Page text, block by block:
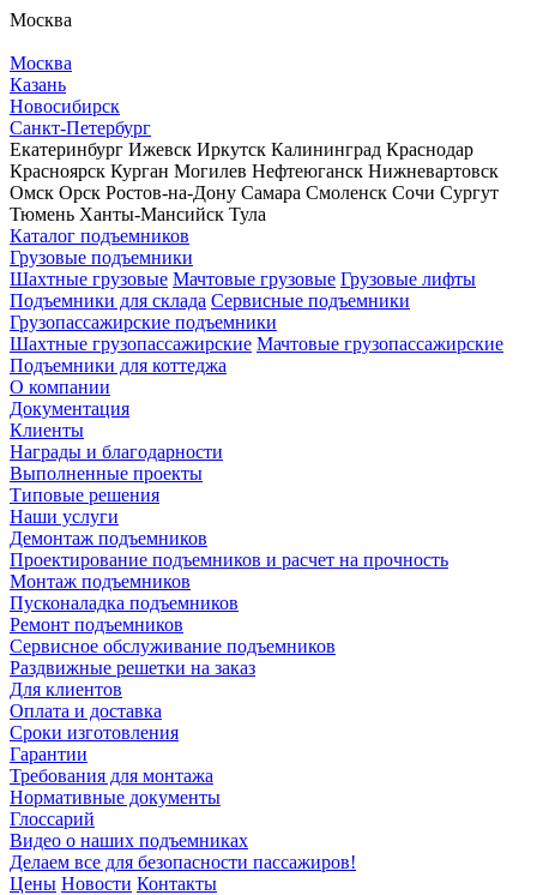
Москва
Москва
Казань
Новосибирск
Санкт-Петербург
Екатеринбург Ижевск Иркутск Калининград Краснодар
Красноярск Курган Могилев Нефтеюганск Нижневартовск
Омск Орск Ростов-на-Дону Самара Смоленск Сочи Сургут
Тюмень Ханты-Мансийск Тула
Каталог подъемников
Грузовые подъемники
Шахтные грузовые Мачтовые грузовые Грузовые лифты
Подъемники для склада Сервисные подъемники
Грузопассажирские подъемники
Шахтные грузопассажирские Мачтовые грузопассажирские
Подъемники для коттеджа
О компании
Документация
Клиенты
Награды и благодарности
Выполненные проекты
Типовые решения
Наши услуги
Демонтаж подъемников
Проектирование подъемников и расчет на прочность
Монтаж подъемников
Пусконаладка подъемников
Ремонт подъемников
Сервисное обслуживание подъемников
Раздвижные решетки на заказ
Для клиентов
Оплата и доставка
Сроки изготовления
Гарантии
Требования для монтажа
Нормативные документы
Глоссарий
Видео о наших подъемниках
Делаем все для безопасности пассажиров!
Цены Новости Контакты